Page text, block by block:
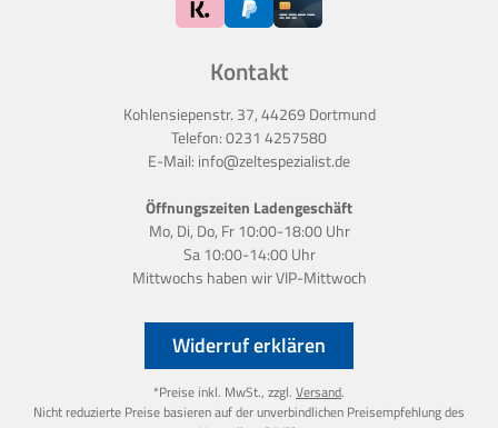
Widerruf erklären
*Preise inkl. MwSt., zzgl. Versand.
Nicht reduzierte Preise basieren auf der unverbindlichen Preisempfehlung des
Kontakt
Kohlensiepenstr. 37, 44269 Dortmund
Telefon:0231 4257580
E-Mail: info@zeltespezialist.de
Öffnungszeiten Ladengeschäft
Mo, Di, Do, Fr 10:00-18:00 Uhr
Sa 10:00-14:00 Uhr
Mittwochs haben wirVIP-Mittwoch